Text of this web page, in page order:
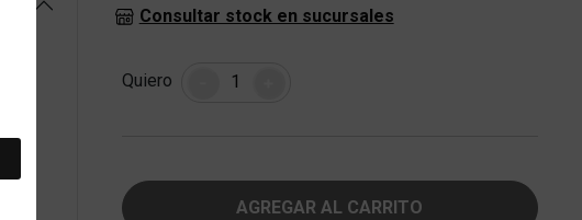
Consultar stock en sucursales
Quiero Cantidad
AGREGAR AL CARRITO